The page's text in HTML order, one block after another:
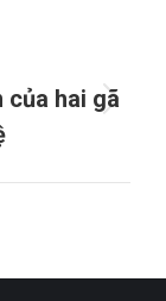
của hai gã